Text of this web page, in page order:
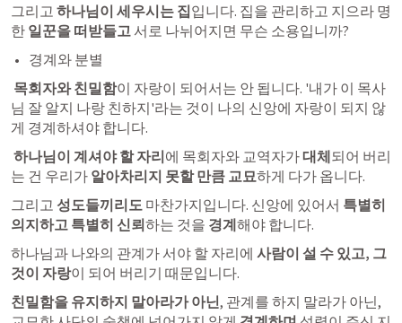
그리고 하나님이 세우시는 집입니다. 집을 관리하고 지으라 명
한 일꾼을 떠받들고 서로 나뉘어지면 무슨 소용입니까?
경계와 분별
목회자와 친밀함이 자랑이 되어서는 안 됩니다. '내가 이 목사
님 잘 알지 나랑 친하지'라는 것이 나의 신앙에 자랑이 되지 않
게 경계하셔야 합니다.
하나님이 계셔야 할 자리에 목회자와 교역자가 대체되어 버리
는 건 우리가 알아차리지 못할 만큼 교묘하게 다가 옵니다.
그리고 성도들끼리도 마찬가지입니다. 신앙에 있어서 특별히
의지하고 특별히 신뢰하는 것을 경계해야 합니다.
하나님과 나와의 관계가 서야 할 자리에 사람이 설 수 있고, 그
것이 자랑이 되어 버리기 때문입니다.
친밀함을 유지하지 말아라가 아닌, 관계를 하지 말라가 아닌,